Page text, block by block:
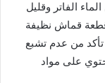
الفاتر وقليل
قماش نظيفة
من عدم تشبع
على مواد